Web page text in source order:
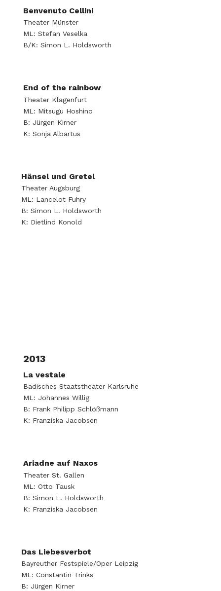
Benvenuto Cellini
Theater Münster
ML: Stefan Veselka
B/K: Simon L. Holdsworth
End of the rainbow
Theater Klagenfurt
ML: Mitsugu Hoshino
B: Jürgen Kirner
K: Sonja Albartus
Hänsel und Gretel
Theater Augsburg
ML: Lancelot Fuhry
B: Simon L. Holdsworth
K: Dietlind Konold
2013
La vestale
Badisches Staatstheater Karlsruhe
ML: Johannes Willig
B: Frank Philipp Schlößmann
K: Franziska Jacobsen
Ariadne auf Naxos
Theater St. Gallen
ML: Otto Tausk
B: Simon L. Holdsworth
K: Franziska Jacobsen
Das Liebesverbot
Bayreuther Festspiele/Oper Leipzig
ML: Constantin Trinks
B: Jürgen Kirner